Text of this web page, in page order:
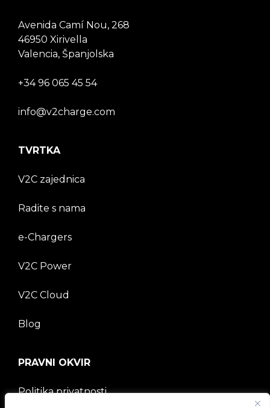
Avenida Camí Nou, 268
46950 Xirivella
Valencia, Španjolska
+34 96 065 45 54
info@v2charge.com
TVRTKA
V2C zajednica
Radite s nama
e-Chargers
V2C Power
V2C Cloud
Blog
PRAVNI OKVIR
Politika privatnosti